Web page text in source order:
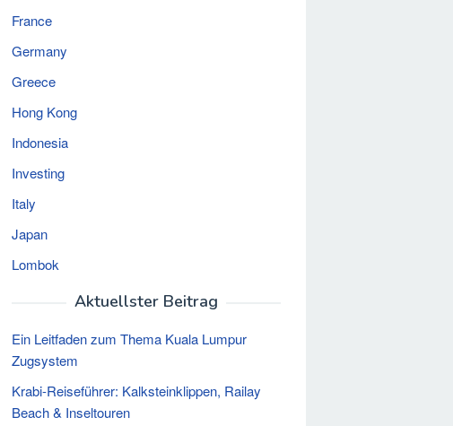
France
Germany
Greece
Hong Kong
Indonesia
Investing
Italy
Japan
Lombok
Aktuellster Beitrag
Ein Leitfaden zum Thema Kuala Lumpur
Zugsystem
Krabi-Reiseführer: Kalksteinklippen, Railay
Beach & Inseltouren